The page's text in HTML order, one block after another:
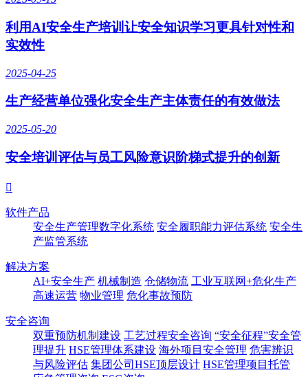
利用AI安全生产培训让安全知识学习更具针对性和
实效性
2025-04-25
生产经营单位强化安全生产主体责任的有效做法
2025-05-20
安全培训评估与员工风险意识阶梯式提升的创新

软件产品
安全生产管理数字化系统 安全履职能力评估系统 安全生
产监管系统
解决方案
AI+安全生产 机械制造 仓储物流 工业互联网+危化生产
高速运营 物业管理 危化事故预防
安全咨询
双重预防机制建设 工艺过程安全咨询 “安全征程”安全管
理提升 HSE管理体系建设 海外项目安全管理 危害辨识
与风险评估 集团公司HSE顶层设计 HSE管理项目托管